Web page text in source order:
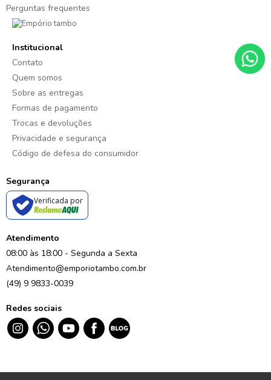
Perguntas frequentes
Institucional
Contato
Quem somos
Sobre as entregas
Formas de pagamento
Trocas e devoluções
Privacidade e segurança
Código de defesa do consumidor
Segurança
Verificada por
Atendimento
08:00 às 18:00 - Segunda a Sexta
Atendimento@emporiotambo.com.br
(49) 9 9833-0039
Redes sociais